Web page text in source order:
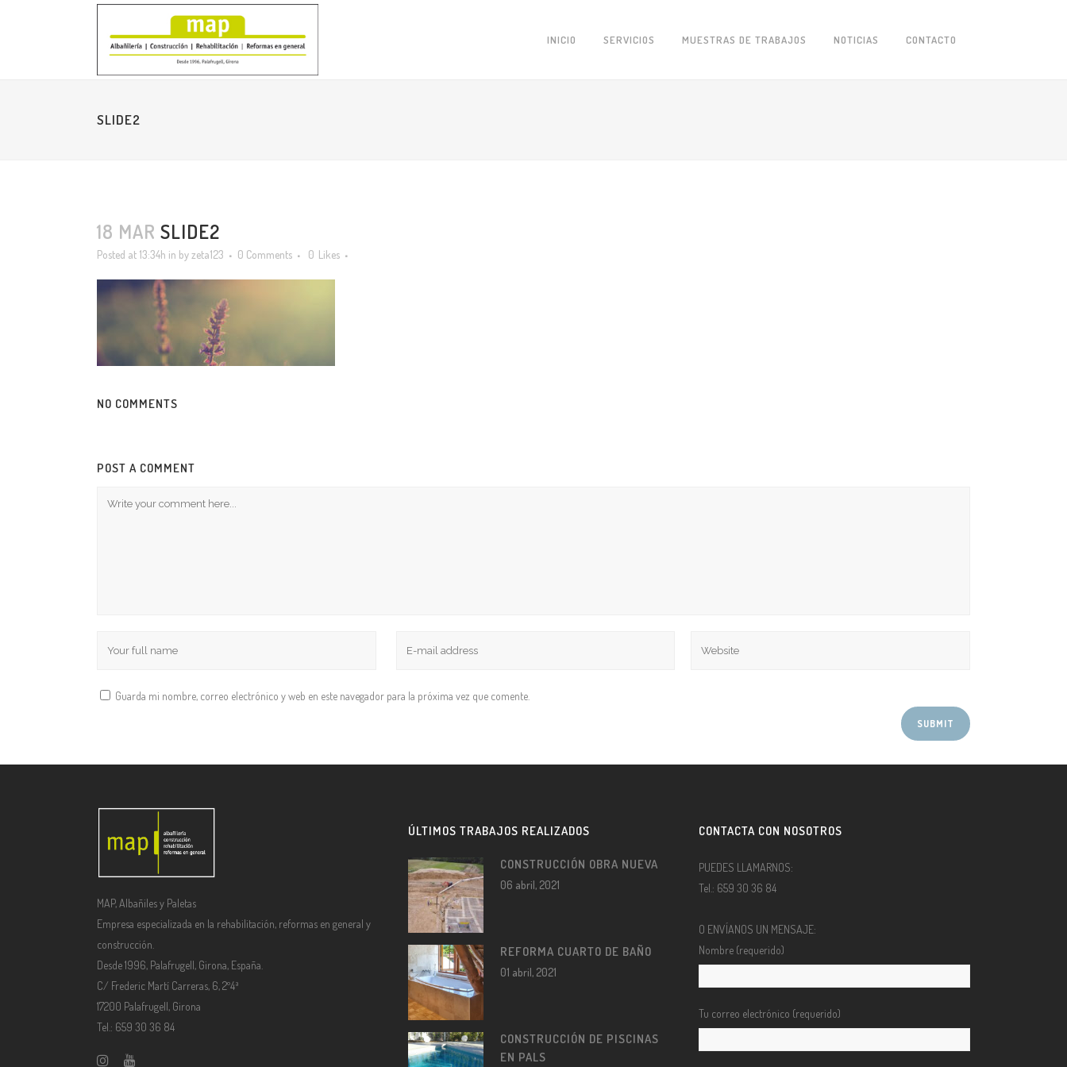
INICIO SERVICIOS MUESTRAS DE TRABAJOS NOTICIAS CONTACTO
SLIDE2
18 MAR SLIDE2
Posted at 13:34h in byzeta123 0 Comments 0 Likes
NO COMMENTS
POST A COMMENT
Guarda mi nombre, correo electrónico y web en este navegador para la próxima vez que comente.
MAP, Albañiles y Paletas
Empresa especializada en la rehabilitación, reformas en general y
construcción.
Desde 1996, Palafrugell, Girona, España.
C/ Frederic Martí Carreras, 6, 2º4ª
17200 Palafrugell, Girona
Tel.: 659 30 36 84
ÚLTIMOS TRABAJOS REALIZADOS
CONSTRUCCIÓN OBRA NUEVA
06 abril, 2021
REFORMA CUARTO DE BAÑO
01 abril, 2021
CONSTRUCCIÓN DE PISCINAS
EN PALS
CONTACTA CON NOSOTROS
PUEDES LLAMARNOS:
Tel.: 659 30 36 84
O ENVÍANOS UN MENSAJE:
Nombre (requerido)
Tu correo electrónico (requerido)